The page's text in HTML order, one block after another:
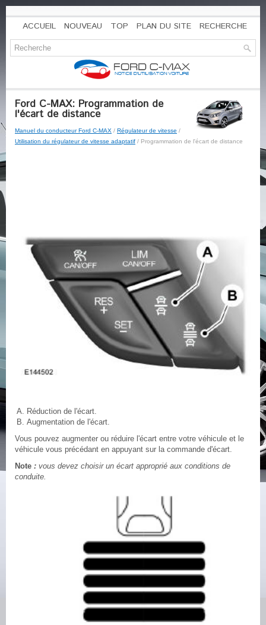
ACCUEIL NOUVEAU TOP PLAN DU SITE RECHERCHE
Ford C-MAX: Programmation de
l'écart de distance
Manuel du conducteur Ford C-MAX / Régulateur de vitesse /
Utilisation du régulateur de vitesse adaptatif / Programmation de l'écart de distance
Réduction de l'écart.
Augmentation de l'écart.
Vous pouvez augmenter ou réduire l'écart entre votre véhicule et le
véhicule vous précédant en appuyant sur la commande d'écart.
Note : vous devez choisir un écart approprié aux conditions de
conduite.